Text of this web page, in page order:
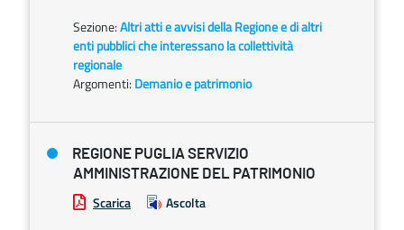
Sezione:Altri atti e avvisi della Regione e di altri
enti pubblici che interessano la collettività
regionale
Argomenti: Demanio e patrimonio
REGIONE PUGLIA SERVIZIO
AMMINISTRAZIONE DEL PATRIMONIO
Scarica Ascolta